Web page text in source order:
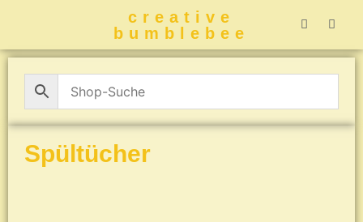
creative
bumblebee
Spültücher